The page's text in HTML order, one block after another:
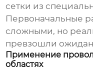
сетки из
Первоначальные
сложными, но
превзошли
Применение
областях